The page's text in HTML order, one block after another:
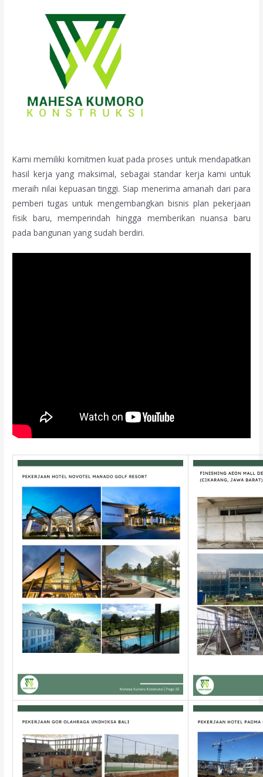
Kami memiliki komitmen kuat pada proses untuk mendapatkan
hasil kerja yang maksimal, sebagai standar kerja kami untuk
meraih nilai kepuasan tinggi. Siap menerima amanah dari para
pemberi tugas untuk mengembangkan bisnis plan pekerjaan
fisik baru, memperindah hingga memberikan nuansa baru
pada bangunan yang sudah berdiri.